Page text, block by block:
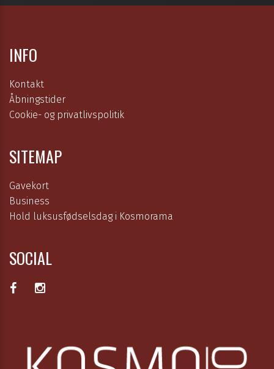
INFO
Kontakt
Åbningstider
Cookie- og privatlivspolitik
SITEMAP
Gavekort
Business
Hold luksusfødselsdag i Kosmorama
SOCIAL